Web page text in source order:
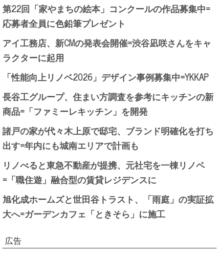
第22回「家やまちの絵本」コンクールの作品募集中=
応募者全員に色鉛筆プレゼント
アイ工務店、新CMの発表会開催=渋谷凪咲さんをキャ
ラクターに起用
「性能向上リノベ2026」デザイン事例募集中=YKKAP
長谷工グループ、住まい方調査を参考にキッチンの新
商品=「ファミーレキッチン」を開発
諸戸の家が代々木上原で邸宅、ブランド明確化を打ち
出す=年内にも城南エリアで計画も
リノべると東急不動産が提携、元社宅を一棟リノベ
=「職住遊」融合型の賃貸レジデンスに
旭化成ホームズと世田谷トラスト、「雨庭」の実証拡
大へ=ガーデンカフェ「ときそら」に施工
広告